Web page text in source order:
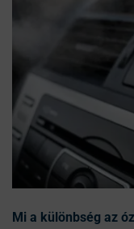
Mi a különbség az